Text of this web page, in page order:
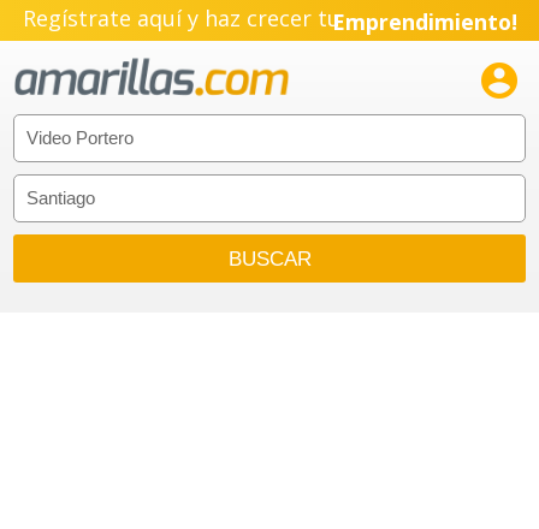
Regístrate aquí y haz crecer tuEmprendimiento!
